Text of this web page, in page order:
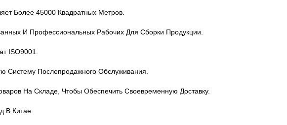
Более 45000 Квадратных Метров.
И Профессиональных Рабочих Для Сборки Продукции.
ISO9001.
Послепродажного Обслуживания.
На Складе, Чтобы Обеспечить Своевременную Доставку.
В Китае.